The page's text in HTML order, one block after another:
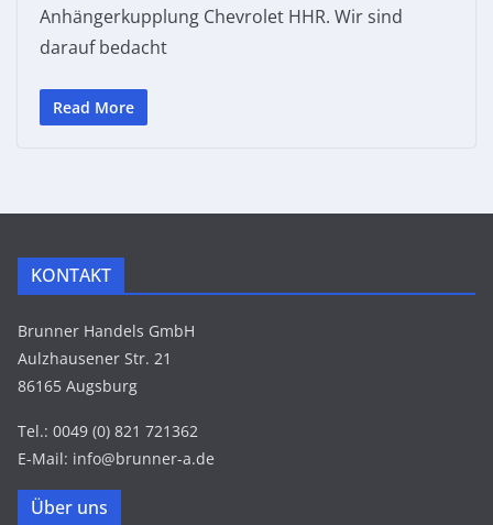
Anhängerkupplung Chevrolet HHR. Wir sind
darauf bedacht
Read More
KONTAKT
Brunner Handels GmbH
Aulzhausener Str. 21
86165 Augsburg
Tel.: 0049 (0) 821 721362
E-Mail: info@brunner-a.de
Über uns